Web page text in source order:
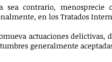
sea contrario,
en los Tratados
actuaciones delictivas,
generalmente